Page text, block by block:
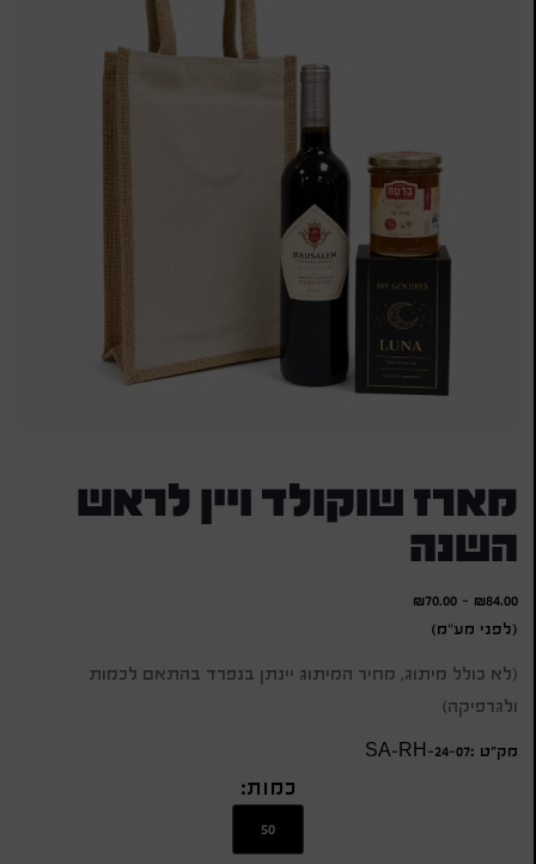
מארז שוקולד ויין לראש
השנה
₪84.00
-
₪70.00
(לפני מע"מ)
(לא כולל מיתוג, מחיר המיתוג יינתן בנפרד בהתאם לכמות
ולגרפיקה)
מק״ט :SA-RH-24-07
כמות: